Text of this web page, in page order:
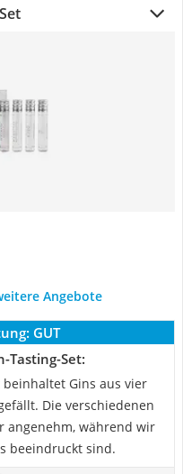
Angebote
GUT
Tasting-Set:
beinhaltet Gins aus vier
Die verschiedenen
angenehm, während wir
beeindruckt sind.